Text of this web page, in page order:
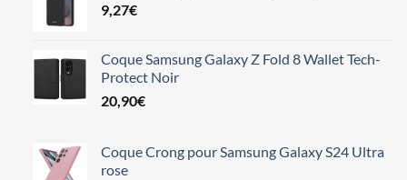
9,27€
Coque Samsung Galaxy Z Fold 8 Wallet Tech-
Protect Noir
20,90€
Coque Crong pour Samsung Galaxy S24 Ultra
rose